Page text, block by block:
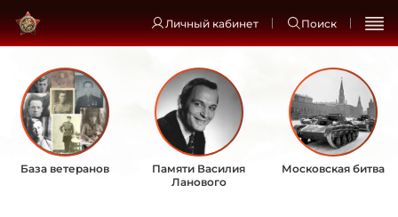
Личный кабинет Поиск
База ветеранов
Памяти Василия
Ланового
Московская битва